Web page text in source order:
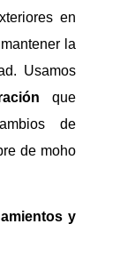
en
la
Usamos
que
de
de moho
y